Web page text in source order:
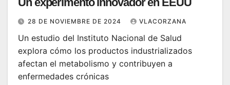
28 DE NOVIEMBRE DE 2024 VLACORZANA
Un estudio del Instituto Nacional de Salud
explora cómo los productos industrializados
afectan el metabolismo y contribuyen a
enfermedades crónicas